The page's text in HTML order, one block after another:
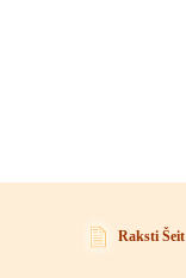
Raksti Šeit